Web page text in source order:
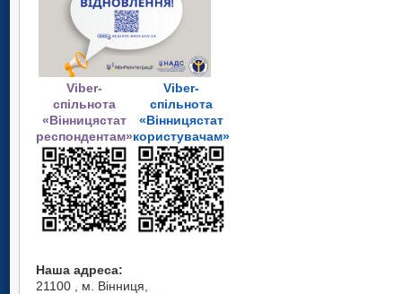
Viber-
спільнота
«Вінницястат
респондентам»
Viber-
спільнота
«Вінницястат
користувачам»
Наша адреса:
21100 , м. Вінниця,